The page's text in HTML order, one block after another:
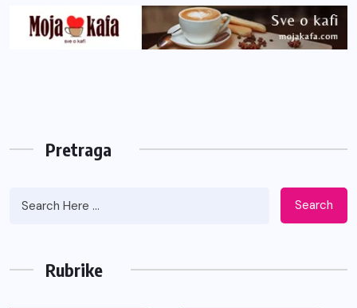
Pretraga
Search
Rubrike